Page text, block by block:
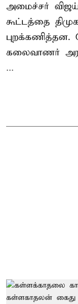
அமைச்சர் விஜய்
கூட்டத்தை
கலைவாணர்
...